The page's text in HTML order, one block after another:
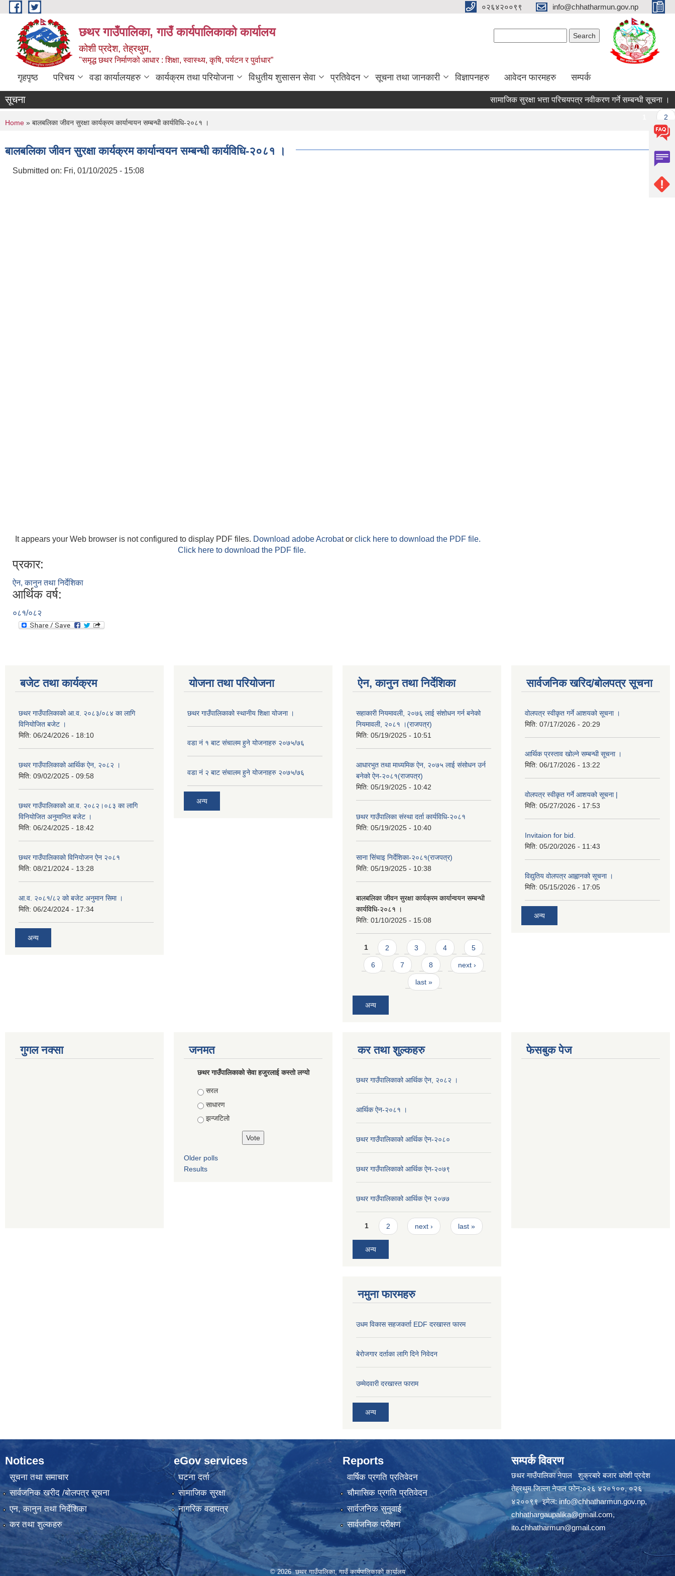
Skip to main content ०२६४२००९९ info@chhatharmun.gov.np
छथर गाउँपालिका, गाउँ कार्यपालिकाको कार्यालय
कोशी प्रदेश, तेह्रथुम,
"समृद्ध छथर निर्माणको आधार : शिक्षा, स्वास्थ्य, कृषि, पर्यटन र पुर्वाधार”
गृहपृष्ठ परिचय वडा कार्यालयहरु कार्यक्रम तथा परियोजना विधुतीय शुसासन सेवा प्रतिवेदन सूचना तथा जानकारी विज्ञापनहरु आवेदन फारमहरु सम्पर्क
सूचना सामाजिक सुरक्षा भत्ता परिचयपत्र नवीकरण गर्ने सम्बन्धी सूचना ।
You are here
Home » बालबलिका जीवन सुरक्षा कार्यक्रम कार्यान्वयन सम्बन्धी कार्यविधि-२०८१ ।
बालबलिका जीवन सुरक्षा कार्यक्रम कार्यान्वयन सम्बन्धी कार्यविधि-२०८१ ।
Submitted on: Fri, 01/10/2025 - 15:08
It appears your Web browser is not configured to display PDF files. Download adobe Acrobator click here to download the PDF file.
Click here to download the PDF file.
प्रकार:
ऐन, कानुन तथा निर्देशिका
आर्थिक वर्ष:
०८१/०८२
बजेट तथा कार्यक्रम
छथर गाउँपालिकाको आ.व. २०८३/०८४ का लागि
विनियोजित बजेट ।
मिति: 06/24/2026 - 18:10
छथर गाउँपालिकाको आर्थिक ऐन, २०८२ ।
मिति: 09/02/2025 - 09:58
छथर गाउँपालिकाको आ.व. २०८२।०८३ का लागि
विनियोजित अनुमानित बजेट ।
मिति: 06/24/2025 - 18:42
छथर गाउँपालिकाको विनियोजन ऐन २०८१
मिति: 08/21/2024 - 13:28
आ.व. २०८१/८२ को बजेट अनुमान सिमा ।
मिति: 06/24/2024 - 17:34
अन्य
योजना तथा परियोजना
छथर गाउँपालिकाको स्थानीय शिक्षा योजना ।
वडा नं १ बाट संचालम हुने योजनाहरु २०७५/७६
वडा नं २ बाट संचालम हुने योजनाहरु २०७५/७६
अन्य
ऐन, कानुन तथा निर्देशिका
सहाकारी नियमावली, २०७६ लाई संशोधन गर्न बनेको
नियमावली, २०८१ ।(राजपत्र)
मिति: 05/19/2025 - 10:51
आधारभुत तथा माध्यमिक ऐन, २०७५ लाई संसोधन उर्न
बनेको ऐन-२०८१(राजपत्र)
मिति: 05/19/2025 - 10:42
छथर गाउँपालिका संस्था दर्ता कार्यविधि-२०८१
मिति: 05/19/2025 - 10:40
साना सिंचाइ निर्देशिका-२०८१(राजपत्र)
मिति: 05/19/2025 - 10:38
बालबलिका जीवन सुरक्षा कार्यक्रम कार्यान्वयन सम्बन्धी
कार्यविधि-२०८१ ।
मिति: 01/10/2025 - 15:08
Pages
1 2 3 4 5
6 7 8 next ›
last »
अन्य
सार्वजनिक खरिद/बोलपत्र सूचना
वोलपत्र स्वीकृत गर्ने आशयको सूचना ।
मिति: 07/17/2026 - 20:29
आर्थिक प्रस्ताव खोल्ने सम्बन्धी सूचना ।
मिति: 06/17/2026 - 13:22
वोलपत्र स्वीकृत गर्ने आशयको सूचना |
मिति: 05/27/2026 - 17:53
Invitaion for bid.
मिति: 05/20/2026 - 11:43
विद्युतिय वोलपत्र आह्वानको सूचना ।
मिति: 05/15/2026 - 17:05
अन्य
गुगल नक्सा जनमत
छथर गाउँपालिकाको सेवा हजुरलाई कस्तो लग्यो
Choices
सरल
साधारण
झन्जटिलो
Older polls
Results
कर तथा शुल्कहरु
छथर गाउँपालिकाको आर्थिक ऐन, २०८२ ।
आर्थिक ऐन-२०८१ ।
छथर गाउँपालिकाको आर्थिक ऐन-२०८०
छथर गाउँपालिकाको आर्थिक ऐन-२०७९
छथर गाउँपालिकाको आर्थिक ऐन २०७७
Pages
1 2 next › last »
अन्य
नमुना फारमहरु
उधम विकास सहजकर्ता EDF दरखास्त फारम
बेरोजगार दर्ताका लागि दिने निवेदन
उम्मेदवारी दरखास्त फाराम
अन्य
फेसबुक पेज
Notices
सूचना तथा समाचार
सार्वजनिक खरीद /बोलपत्र सूचना
एन, कानुन तथा निर्देशिका
कर तथा शुल्कहरु
eGov services
घटना दर्ता
सामाजिक सुरक्षा
नागरिक वडापत्र
Reports
वार्षिक प्रगति प्रतिवेदन
चौमासिक प्रगति प्रतिवेदन
सार्वजनिक सुनुवाई
सार्वजनिक परीक्षण
सम्पर्क विवरण
छथर गाउँपालिका नेपाल शुक्रबारे बजार कोशी प्रदेश
तेह्रथुम जिल्ला नेपाल फोन:०२६ ४२०१००, ०२६
४२००९९ इमेल: info@chhatharmun.gov.np,
chhathargaupalika@gmail.com,
ito.chhatharmun@gmail.com
© 2026 छथर गाउँपालिका, गाउँ कार्यपालिकाको कार्यालय